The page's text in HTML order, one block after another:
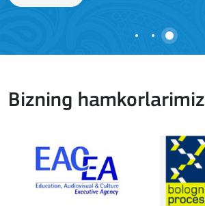
Bizning hamkorlarimiz